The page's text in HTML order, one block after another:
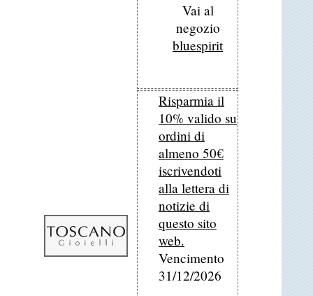
Vai al
negozio
bluespirit
Risparmia il
10% valido su
ordini di
almeno 50€
iscrivendoti
alla lettera di
notizie di
questo sito
web.
Vencimento
31/12/2026